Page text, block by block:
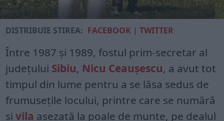
DISTRIBUIE ȘTIREA: FACEBOOK |TWITTER
Între 1987 şi 1989, fostul prim-secretar al
judeţului Sibiu, Nicu Ceauşescu, a avut tot
timpul din lume pentru a se lăsa sedus de
frumuseţile locului, printre care se numără
şivila aşezată la poale de munte, pe dealul